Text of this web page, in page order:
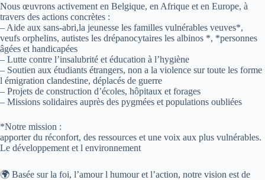
Nous œuvrons activement en Belgique, en Afrique et en Europe, à
travers des actions concrètes :
– Aide aux sans-abri,la jeunesse les familles vulnérables veuves*,
veufs orphelins, autistes les drépanocytaires les albinos *, *personnes
âgées et handicapées
– Lutte contre l’insalubrité et éducation à l’hygiène
– Soutien aux étudiants étrangers, non a la violence sur toute les forme
l émigration clandestine, déplacés de guerre
– Projets de construction d’écoles, hôpitaux et forages
– Missions solidaires auprès des pygmées et populations oubliées
*Notre mission :
apporter du réconfort, des ressources et une voix aux plus vulnérables.
Le développement et l environnement
🌍 Basée sur la foi, l’amour l humour et l’action, notre vision est de